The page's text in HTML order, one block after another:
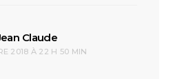
Claude
2018 À 22 H 50 MIN